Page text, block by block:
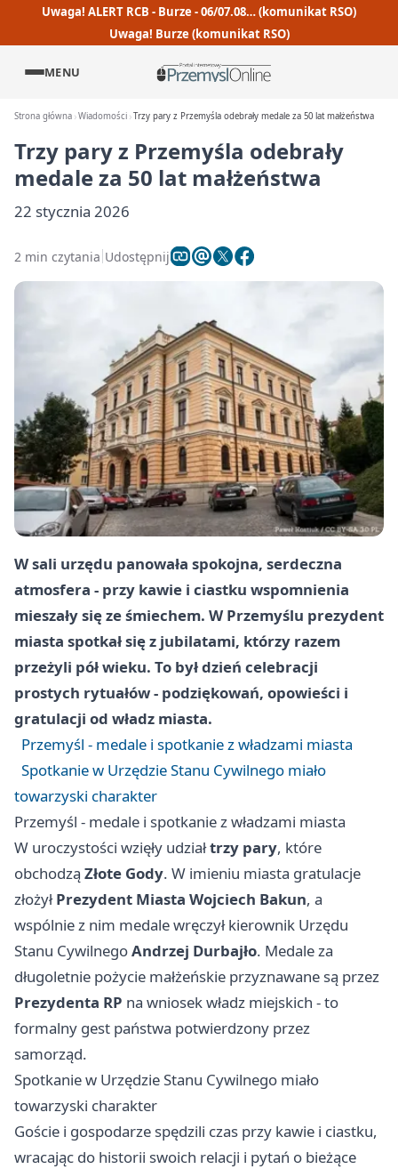
Uwaga! ALERT RCB - Burze - 06/07.08… (komunikat RSO)
Uwaga! Burze (komunikat RSO)
MENU
Strona główna Wiadomości Trzy pary z Przemyśla odebrały medale za 50 lat małżeństwa
Trzy pary z Przemyśla odebrały
medale za 50 lat małżeństwa
22 stycznia 2026
2 min czytania Udostępnij
W sali urzędu panowała spokojna, serdeczna
atmosfera - przy kawie i ciastku wspomnienia
mieszały się ze śmiechem. W Przemyślu prezydent
miasta spotkał się z jubilatami, którzy razem
przeżyli pół wieku. To był dzień celebracji
prostych rytuałów - podziękowań, opowieści i
gratulacji od władz miasta.
Przemyśl - medale i spotkanie z władzami miasta
Spotkanie w Urzędzie Stanu Cywilnego miało
towarzyski charakter
Przemyśl - medale i spotkanie z władzami miasta
W uroczystości wzięły udziałtrzy pary, które
obchodzą Złote Gody. W imieniu miasta gratulacje
złożyłPrezydent Miasta Wojciech Bakun, a
wspólnie z nim medale wręczył kierownik Urzędu
Stanu CywilnegoAndrzej Durbajło. Medale za
długoletnie pożycie małżeńskie przyznawane są przez
Prezydenta RP na wniosek władz miejskich - to
formalny gest państwa potwierdzony przez
samorząd.
Spotkanie w Urzędzie Stanu Cywilnego miało
towarzyski charakter
Goście i gospodarze spędzili czas przy kawie i ciastku,
wracając do historii swoich relacji i pytań o bieżące